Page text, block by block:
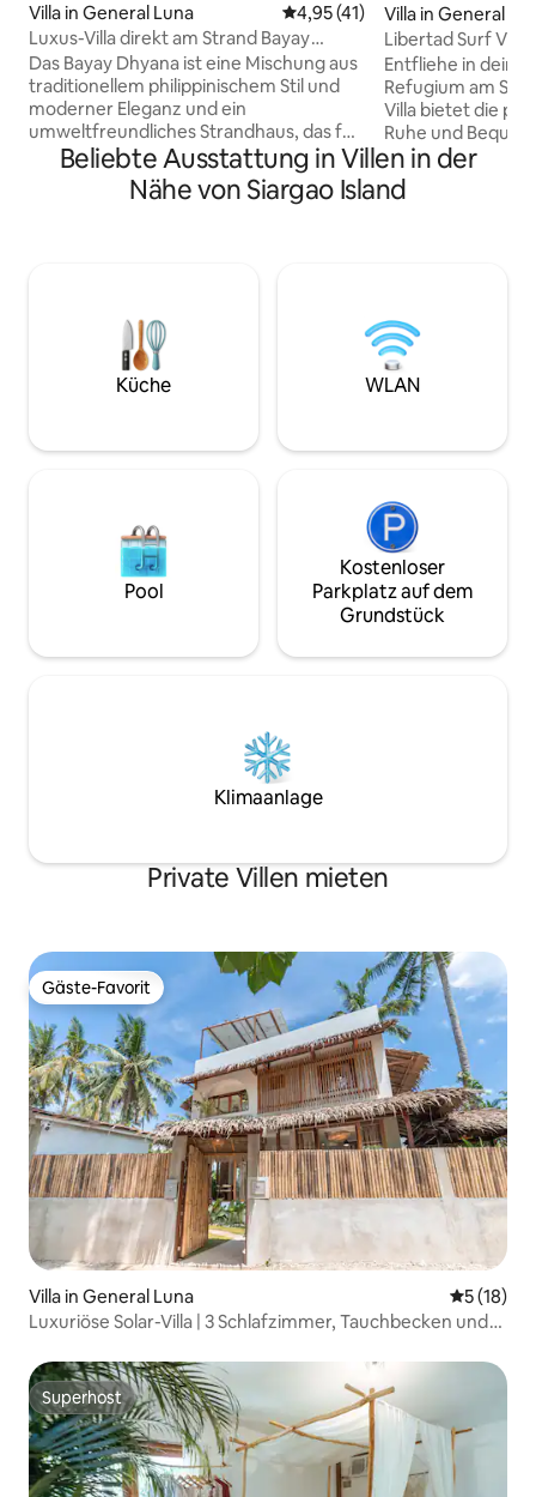
Villa in General Luna Durchschnittliche Bewertung:
4,95 (41)
Luxus-Villa direkt am Strand Bayay
Dhyana +Concierge
Das Bayay Dhyana ist eine Mischung aus
traditionellem philippinischem Stil und
moderner Eleganz und ein
umweltfreundliches Strandhaus, das für
Genuss konzipiert wurde. Die Villa
verfügt über ein Full-Service-Personal,
einschließlich eines Concierges, der von
eigenem Bad, einer voll ausgestatteten
Küche und einem weitläufigen
Gartenbereich, einschließlich eines
Pools, Volleyball-/Badmintonplatzes,
verfügbar.
Villa in General
Libertad Surf
Entfliehe in dein
Refugium am
Villa bietet die
Ruhe und
Minuten von
entfernt bist du in
berühmten
mit
ob du hierher
surfen, zu
authentische
Ruhe.
Beliebte Ausstattung in Villen in der
Nähe von Siargao Island
Küche WLAN
Pool
Kostenloser
Parkplatz auf dem
Grundstück
Klimaanlage
Private Villen mieten
Gäste-Favorit
Gäste-Favorit
Villa in General Luna
5 (18)
Luxuriöse Solar-Villa | 3 Schlafzimmer, Tauchbecken und
Superhost
Superhost